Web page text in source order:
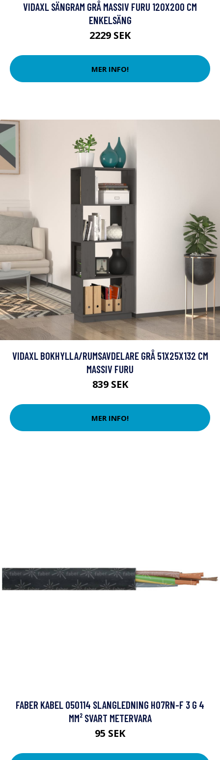
VIDAXL SÄNGRAM GRÅ MASSIV FURU 120X200 CM
ENKELSÄNG
2229 SEK
MER INFO!
VIDAXL BOKHYLLA/RUMSAVDELARE GRÅ 51X25X132 CM
MASSIV FURU
839 SEK
MER INFO!
FABER KABEL 050114 SLANGLEDNING H07RN-F 3 G 4
MM² SVART METERVARA
95 SEK